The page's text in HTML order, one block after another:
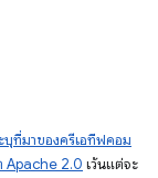
ที่มาของครีเอทีฟคอม
Apache 2.0 เว้นแต่จะ